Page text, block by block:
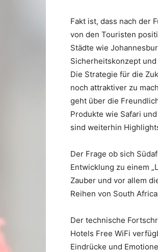
Fakt ist, dass nach der
von den Touristen
Städte wie
Sicherheitskonzept
Die Strategie für die
noch attraktiver zu
geht über die
Produkte wie Safari
sind weiterhin
Der Frage ob sich
Entwicklung zu einem
Zauber und vor allem
Reihen von South
Der technische
Hotels Free WiFi
Eindrücke und